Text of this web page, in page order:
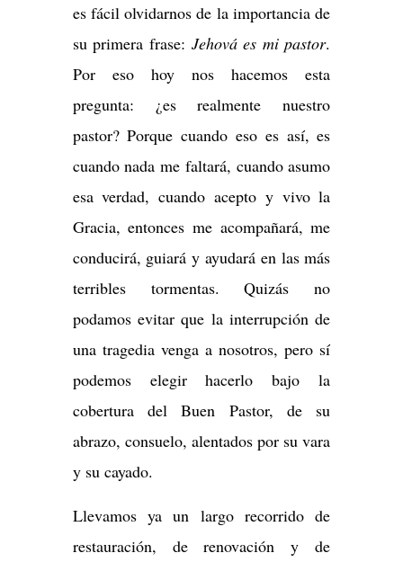
es fácil olvidarnos de la importancia de
su primera frase: Jehová es mi pastor.
Por eso hoy nos hacemos esta
pregunta: ¿es realmente nuestro
pastor? Porque cuando eso es así, es
cuando nada me faltará, cuando asumo
esa verdad, cuando acepto y vivo la
Gracia, entonces me acompañará, me
conducirá, guiará y ayudará en las más
terribles tormentas. Quizás no
podamos evitar que la interrupción de
una tragedia venga a nosotros, pero sí
podemos elegir hacerlo bajo la
cobertura del Buen Pastor, de su
abrazo, consuelo, alentados por su vara
y su cayado.
Llevamos ya un largo recorrido de
restauración, de renovación y de